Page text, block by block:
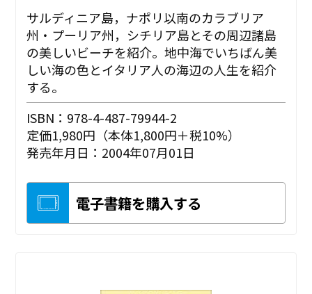
サルディニア島，ナポリ以南のカラブリア
州・プーリア州，シチリア島とその周辺諸島
の美しいビーチを紹介。地中海でいちばん美
しい海の色とイタリア人の海辺の人生を紹介
する。
ISBN：978-4-487-79944-2
定価1,980円（本体1,800円＋税10%）
発売年月日：2004年07月01日
電子書籍を購入する